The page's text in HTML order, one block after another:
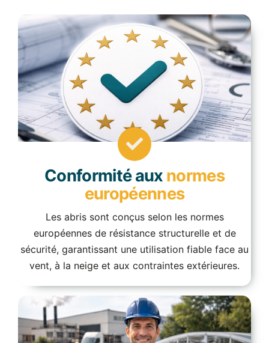
Conformité aux normes
européennes
Les abris sont conçus selon les normes
européennes de résistance structurelle et de
sécurité, garantissant une utilisation fiable face au
vent, à la neige et aux contraintes extérieures.